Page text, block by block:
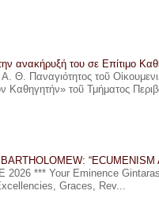
ανακήρυξή του σε Επίτιμο
Α. Θ. Παναγιότητος τοῦ
Καθηγητήν» τοῦ Τμήματος
2026 *** Your Eminence
Graces, Rev...